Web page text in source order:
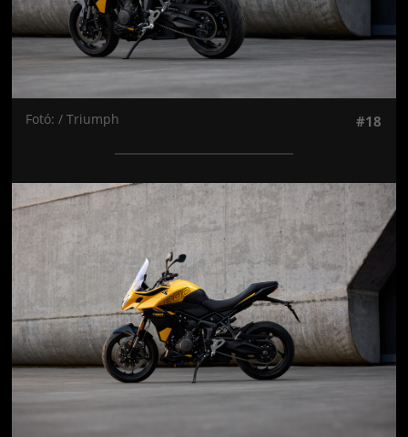
Fotó: / Triumph #18
Jön még kép!